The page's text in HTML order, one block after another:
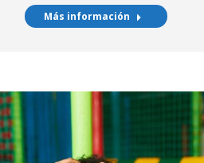
Más información